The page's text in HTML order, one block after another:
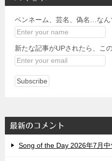
ペンネーム、芸名、偽名…なん
新たな記事がUPされたら、こ
最新のコメント
Song of the Day 2026年7月中